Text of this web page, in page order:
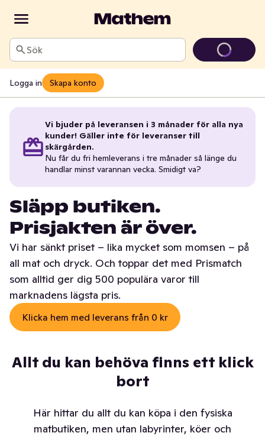
Sök
Logga in Skapa konto
Vi bjuder på leveransen i 3 månader för alla nya
kunder! Gäller inte för leveranser till
skärgården.
Nu får du fri hemleverans i tre månader så länge du
handlar minst varannan vecka. Smidigt va?
Släpp butiken.
Prisjakten är över.
Vi har sänkt priset – lika mycket som momsen – på
all mat och dryck. Och toppar det med Prismatch
som alltid ger dig 500 populära varor till
marknadens lägsta pris.
Klicka hem med leverans från 0 kr
Allt du kan behöva finns ett klick
bort
Här hittar du allt du kan köpa i den fysiska
matbutiken, men utan labyrinter, köer och